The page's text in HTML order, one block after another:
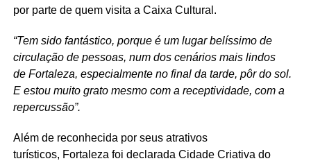
por parte de quem visita a Caixa Cultural.
“Tem sido fantástico, porque é um lugar belíssimo de
circulação de pessoas, num dos cenários mais lindos
de Fortaleza, especialmente no final da tarde, pôr do sol.
E estou muito grato mesmo com a receptividade, com a
repercussão”.
Além de reconhecida por seus atrativos
turísticos, Fortaleza foi declarada Cidade Criativa do